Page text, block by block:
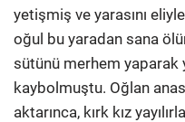
yetişmiş ve yarasını
oğul bu yaradan sana
sütünü merhem yaparak
kaybolmuştu. Oğlan
aktarınca, kırk kız